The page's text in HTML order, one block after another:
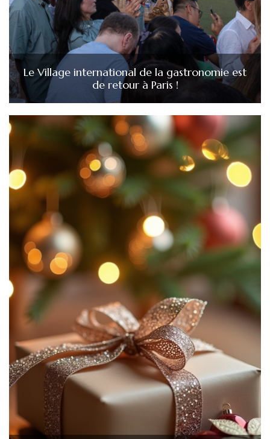
Le Village international de la gastronomie est
de retour à Paris !